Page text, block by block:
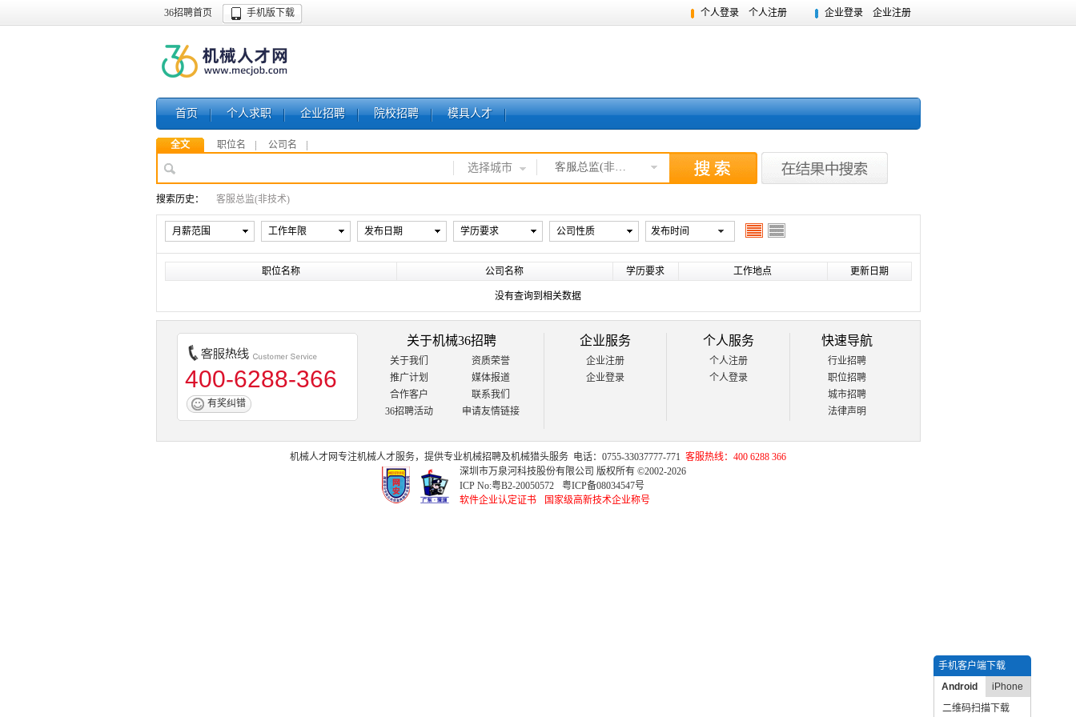
手机客户端下载
Android
iPhone
二维码扫描下载
36招聘首页 手机版下载 个人登录 个人注册 企业登录 企业注册
首页 个人求职 企业招聘 院校招聘 模具人才
全文 职位名 公司名
选择城市 客服总监(非技术)
搜索历史： 客服总监(非技术)
月薪范围 工作年限 发布日期 学历要求 公司性质 发布时间
职位名称 公司名称 学历要求 工作地点 更新日期
没有查询到相关数据
400-6288-366
有奖纠错
关于机械36招聘
关于我们
资质荣誉
推广计划
媒体报道
合作客户
联系我们
36招聘活动
申请友情链接
企业服务
企业注册
企业登录
个人服务
个人注册
个人登录
快速导航
行业招聘
职位招聘
城市招聘
法律声明
机械人才网专注机械人才服务，提供专业机械招聘及机械猎头服务 电话：0755-33037777-771 客服热线：400 6288 366
深圳市万泉河科技股份有限公司 版权所有 ©2002-2026
ICP No:粤B2-20050572
粤ICP备08034547号
软件企业认定证书
国家级高新技术企业称号